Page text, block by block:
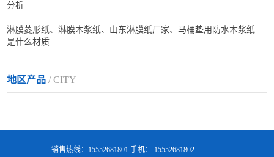
分析
淋膜菱形纸、淋膜木浆纸、山东淋膜纸厂家、马桶垫用防水木浆纸
是什么材质
地区产品/ CITY
销售热线：15552681801 手机： 15552681802